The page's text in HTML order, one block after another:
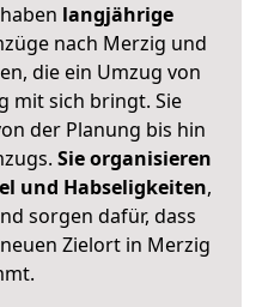
langjährige
nach Merzig und
die ein Umzug von
mit sich bringt. Sie
der Planung bis hin
Sie organisieren
und Habseligkeiten,
sorgen dafür, dass
Zielort in Merzig